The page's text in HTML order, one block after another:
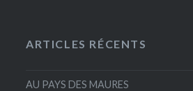
ARTICLES RÉCENTS
AU PAYS DES MAURES